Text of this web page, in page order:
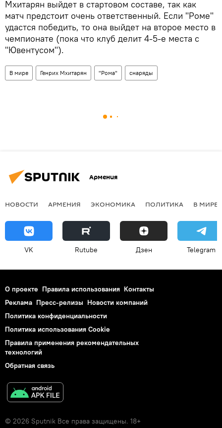
Мхитарян выйдет в стартовом составе, так как
матч предстоит очень ответственный. Если "Роме"
удастся победить, то она выйдет на второе место в
чемпионате (пока что клуб делит 4-5-е места с
"Ювентусом").
В мире Генрих Мхитарян "Рома" снаряды
Армения
НОВОСТИ АРМЕНИЯ ЭКОНОМИКА ПОЛИТИКА В МИРЕ
VK Rutube Дзен Telegram
О проекте Правила использования Контакты
Реклама Пресс-релизы Новости компаний
Политика конфиденциальности
Политика использования Cookie
Правила применения рекомендательных
технологий
Обратная связь
© 2026 Sputnik Все права защищены. 18+